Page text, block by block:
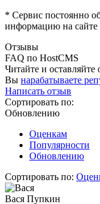
* Сервис постоянно
информацию на сайте
Отзывы
FAQ по HostCMS
Читайте и
Вы нарабатываете
Написать отзыв
Сортировать по:
Обновлению
Оценкам
Популярности
Обновлению
Сортировать по:
Вася Пупкин